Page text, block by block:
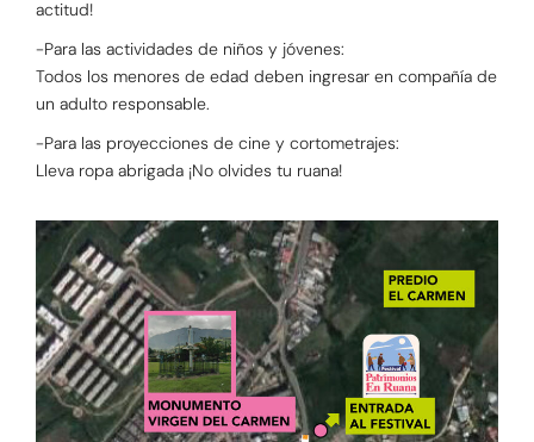
actitud!
-Para las actividades de niños y jóvenes:
Todos los menores de edad deben ingresar en compañía de
un adulto responsable.
-Para las proyecciones de cine y cortometrajes:
Lleva ropa abrigada ¡No olvides tu ruana!